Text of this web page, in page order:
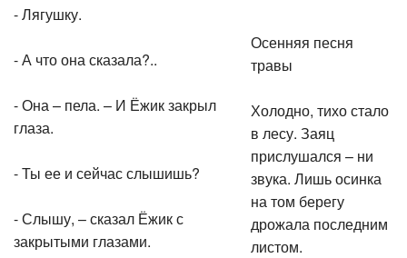
- Лягушку.
- А что она сказала?..
- Она – пела. – И Ёжик закрыл
глаза.
- Ты ее и сейчас слышишь?
- Слышу, – сказал Ёжик с
закрытыми глазами.
Осенняя песня
травы
Холодно, тихо стало
в лесу. Заяц
прислушался – ни
звука. Лишь осинка
на том берегу
дрожала последним
листом.